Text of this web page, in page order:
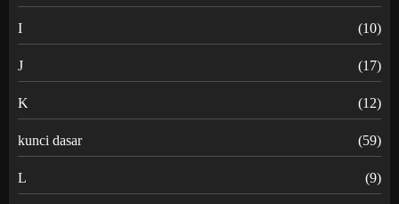
I (10)
J (17)
K (12)
kunci dasar (59)
L (9)